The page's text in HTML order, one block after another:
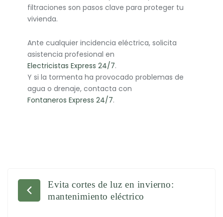
filtraciones son pasos clave para proteger tu
vivienda.
Ante cualquier incidencia eléctrica, solicita
asistencia profesional en
Electricistas Express 24/7.
Y si la tormenta ha provocado problemas de
agua o drenaje, contacta con
Fontaneros Express 24/7.
Navegación
Evita cortes de luz en invierno:
mantenimiento eléctrico